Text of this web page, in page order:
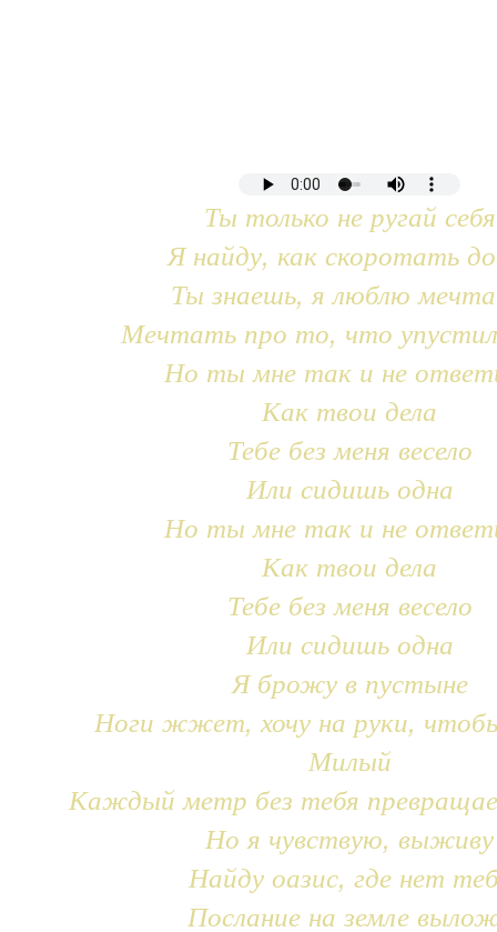
Ты только не ругай себя
Я найду, как скоротать
Ты знаешь, я люблю
Мечтать про то, что
Но ты мне так и не
Как твои дела
Тебе без меня весело
Или сидишь одна
Но ты мне так и не
Как твои дела
Тебе без меня весело
Или сидишь одна
Я брожу в пустыне
Ноги жжет, хочу на руки,
Милый
Каждый метр без тебя
Но я чувствую, выживу
Найду оазис, где нет
Послание на земле